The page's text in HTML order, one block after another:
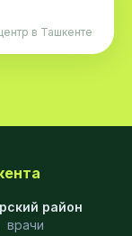
в Ташкенте
район
врачи